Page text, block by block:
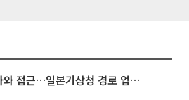
태풍 '돌핀' 오키나와 접근…일본기상청 경로 업데이트